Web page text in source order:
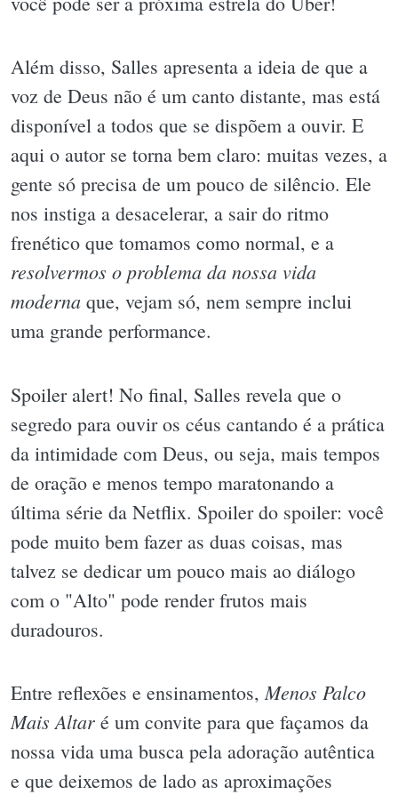
Além disso, Salles apresenta a ideia de que a
voz de Deus não é um canto distante, mas está
disponível a todos que se dispõem a ouvir. E
aqui o autor se torna bem claro: muitas vezes, a
gente só precisa de um pouco de silêncio. Ele
nos instiga a desacelerar, a sair do ritmo
frenético que tomamos como normal, e a
resolvermos o problema da nossa vida
moderna que, vejam só, nem sempre inclui
uma grande performance.
Spoiler alert! No final, Salles revela que o
segredo para ouvir os céus cantando é a prática
da intimidade com Deus, ou seja, mais tempos
de oração e menos tempo maratonando a
última série da Netflix. Spoiler do spoiler: você
pode muito bem fazer as duas coisas, mas
talvez se dedicar um pouco mais ao diálogo
com o "Alto" pode render frutos mais
duradouros.
Entre reflexões e ensinamentos,Menos Palco
Mais Altar é um convite para que façamos da
nossa vida uma busca pela adoração autêntica
e que deixemos de lado as aproximações